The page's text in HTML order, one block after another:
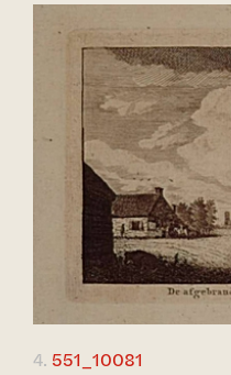
4. 551_10081